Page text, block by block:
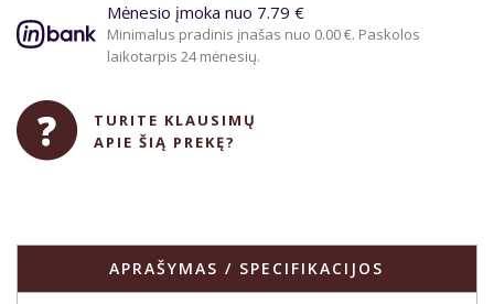
Mėnesio įmoka nuo 7.79 €
Minimalus pradinis įnašas nuo 0.00 €. Paskolos
laikotarpis 24 mėnesių.
TURITE KLAUSIMŲ
APIE ŠIĄ PREKĘ?
APRAŠYMAS / SPECIFIKACIJOS